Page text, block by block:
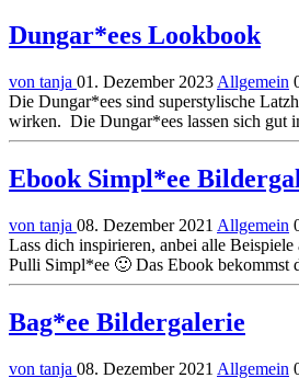
Dungar*ees Lookbook
von tanja 01. Dezember 2023 Allgemein
Die Dungar*ees sind superstylische
wirken. Die Dungar*ees lassen sich gut
Ebook Simpl*ee
von tanja 08. Dezember 2021 Allgemein
Lass dich inspirieren, anbei alle
Pulli Simpl*ee 🙂 Das Ebook bekommst
Bag*ee Bildergalerie
von tanja 08. Dezember 2021 Allgemein